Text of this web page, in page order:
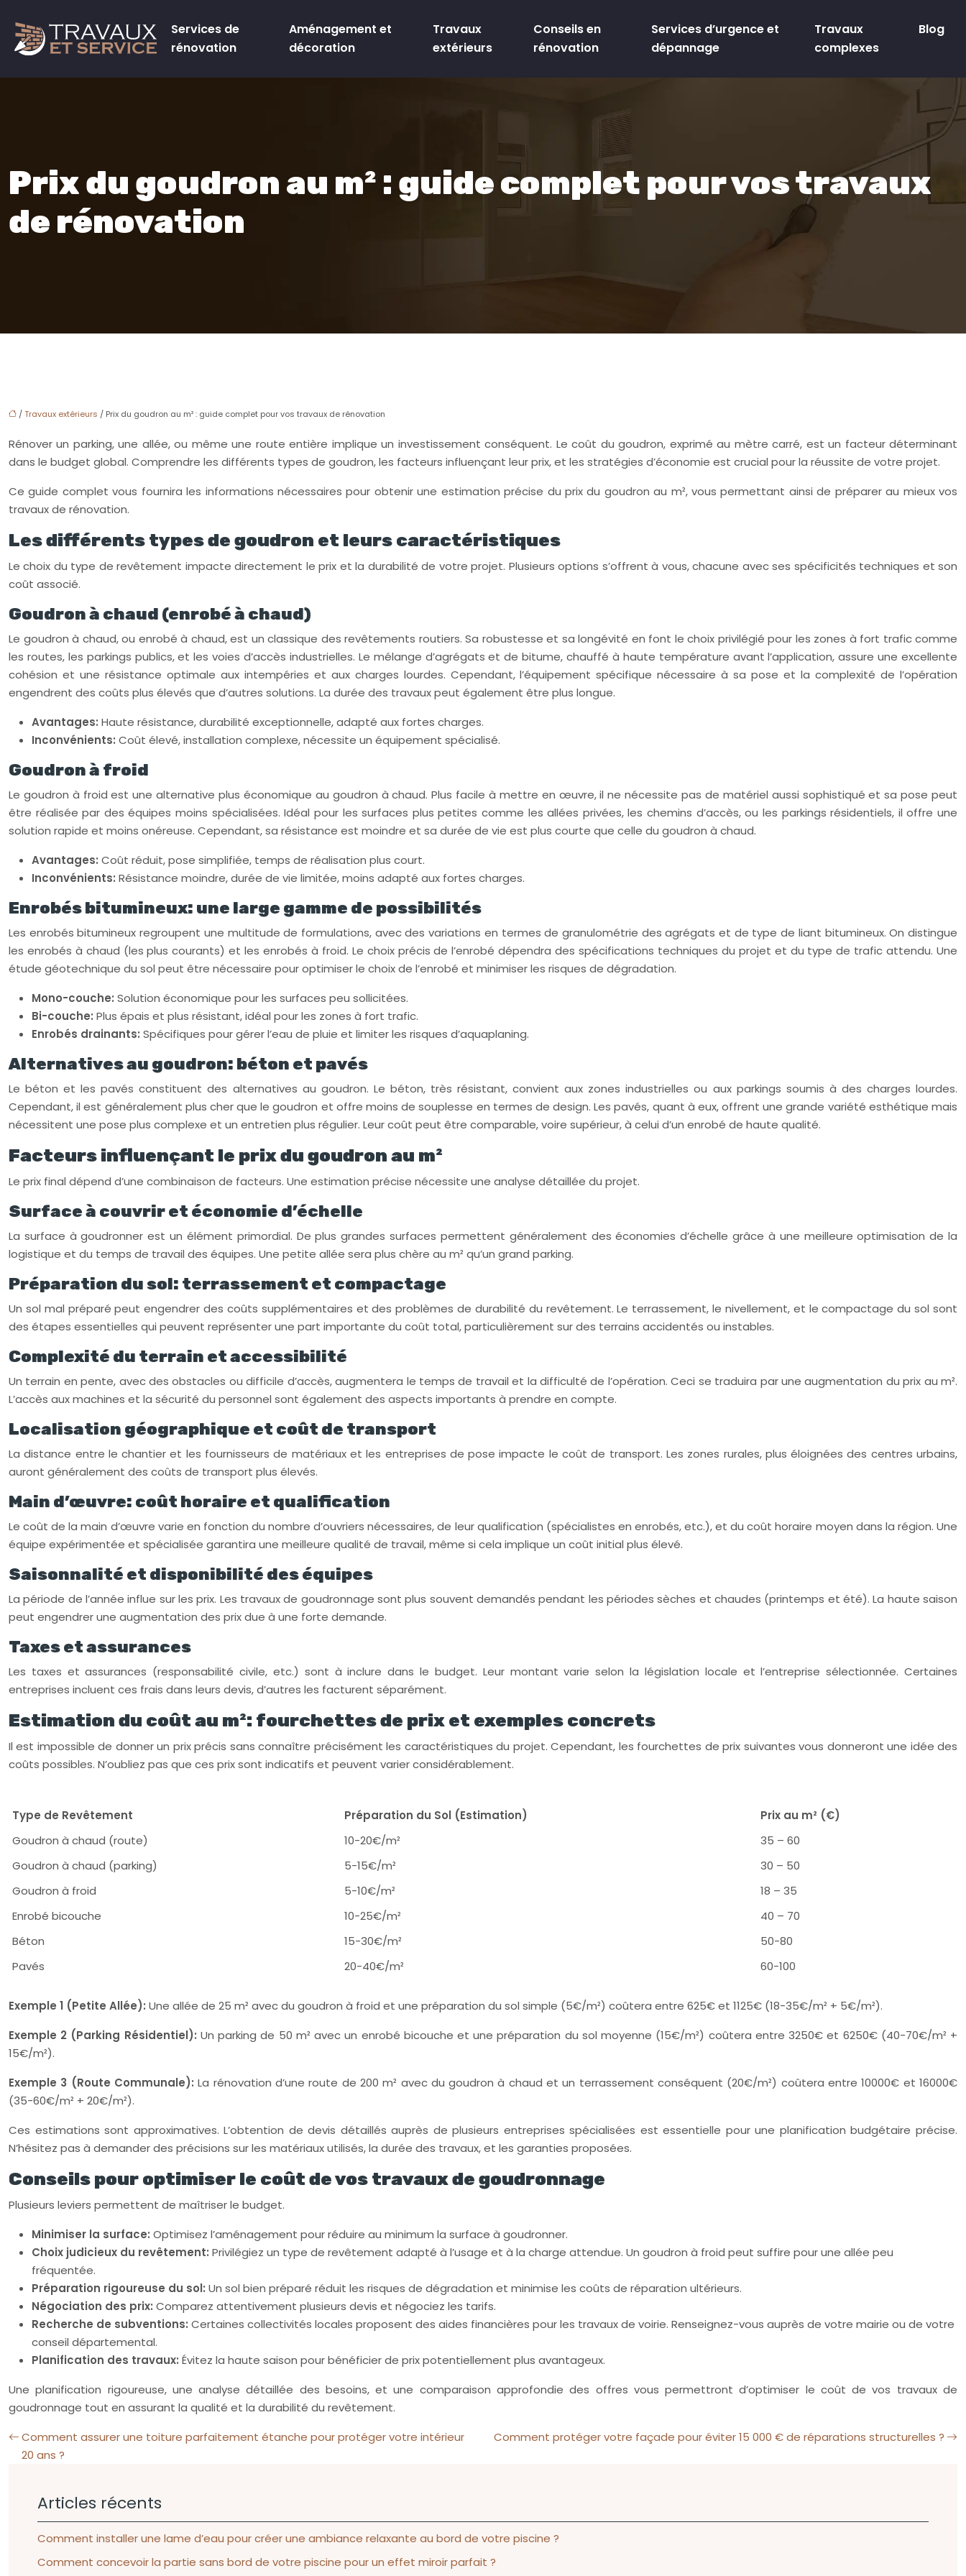
Services de
rénovation
Aménagement et
décoration
Travaux
extérieurs
Conseils en
rénovation
Services d’urgence et
dépannage
Travaux
complexes
Blog
Prix du goudron au m² : guide complet pour vos travaux
de rénovation
/Travaux extérieurs / Prix du goudron au m² : guide complet pour vos travaux de rénovation
Rénover un parking, une allée, ou même une route entière implique un investissement conséquent. Le coût du goudron, exprimé au mètre carré, est un facteur déterminant
dans le budget global. Comprendre les différents types de goudron, les facteurs influençant leur prix, et les stratégies d’économie est crucial pour la réussite de votre projet.
Ce guide complet vous fournira les informations nécessaires pour obtenir une estimation précise du prix du goudron au m², vous permettant ainsi de préparer au mieux vos
travaux de rénovation.
Les différents types de goudron et leurs caractéristiques
Le choix du type de revêtement impacte directement le prix et la durabilité de votre projet. Plusieurs options s’offrent à vous, chacune avec ses spécificités techniques et son
coût associé.
Goudron à chaud (enrobé à chaud)
Le goudron à chaud, ou enrobé à chaud, est un classique des revêtements routiers. Sa robustesse et sa longévité en font le choix privilégié pour les zones à fort trafic comme
les routes, les parkings publics, et les voies d’accès industrielles. Le mélange d’agrégats et de bitume, chauffé à haute température avant l’application, assure une excellente
cohésion et une résistance optimale aux intempéries et aux charges lourdes. Cependant, l’équipement spécifique nécessaire à sa pose et la complexité de l’opération
engendrent des coûts plus élevés que d’autres solutions. La durée des travaux peut également être plus longue.
Avantages: Haute résistance, durabilité exceptionnelle, adapté aux fortes charges.
Inconvénients: Coût élevé, installation complexe, nécessite un équipement spécialisé.
Goudron à froid
Le goudron à froid est une alternative plus économique au goudron à chaud. Plus facile à mettre en œuvre, il ne nécessite pas de matériel aussi sophistiqué et sa pose peut
être réalisée par des équipes moins spécialisées. Idéal pour les surfaces plus petites comme les allées privées, les chemins d’accès, ou les parkings résidentiels, il offre une
solution rapide et moins onéreuse. Cependant, sa résistance est moindre et sa durée de vie est plus courte que celle du goudron à chaud.
Avantages: Coût réduit, pose simplifiée, temps de réalisation plus court.
Inconvénients: Résistance moindre, durée de vie limitée, moins adapté aux fortes charges.
Enrobés bitumineux: une large gamme de possibilités
Les enrobés bitumineux regroupent une multitude de formulations, avec des variations en termes de granulométrie des agrégats et de type de liant bitumineux. On distingue
les enrobés à chaud (les plus courants) et les enrobés à froid. Le choix précis de l’enrobé dépendra des spécifications techniques du projet et du type de trafic attendu. Une
étude géotechnique du sol peut être nécessaire pour optimiser le choix de l’enrobé et minimiser les risques de dégradation.
Mono-couche: Solution économique pour les surfaces peu sollicitées.
Bi-couche: Plus épais et plus résistant, idéal pour les zones à fort trafic.
Enrobés drainants: Spécifiques pour gérer l’eau de pluie et limiter les risques d’aquaplaning.
Alternatives au goudron: béton et pavés
Le béton et les pavés constituent des alternatives au goudron. Le béton, très résistant, convient aux zones industrielles ou aux parkings soumis à des charges lourdes.
Cependant, il est généralement plus cher que le goudron et offre moins de souplesse en termes de design. Les pavés, quant à eux, offrent une grande variété esthétique mais
nécessitent une pose plus complexe et un entretien plus régulier. Leur coût peut être comparable, voire supérieur, à celui d’un enrobé de haute qualité.
Facteurs influençant le prix du goudron au m²
Le prix final dépend d’une combinaison de facteurs. Une estimation précise nécessite une analyse détaillée du projet.
Surface à couvrir et économie d’échelle
La surface à goudronner est un élément primordial. De plus grandes surfaces permettent généralement des économies d’échelle grâce à une meilleure optimisation de la
logistique et du temps de travail des équipes. Une petite allée sera plus chère au m² qu’un grand parking.
Préparation du sol: terrassement et compactage
Un sol mal préparé peut engendrer des coûts supplémentaires et des problèmes de durabilité du revêtement. Le terrassement, le nivellement, et le compactage du sol sont
des étapes essentielles qui peuvent représenter une part importante du coût total, particulièrement sur des terrains accidentés ou instables.
Complexité du terrain et accessibilité
Un terrain en pente, avec des obstacles ou difficile d’accès, augmentera le temps de travail et la difficulté de l’opération. Ceci se traduira par une augmentation du prix au m².
L’accès aux machines et la sécurité du personnel sont également des aspects importants à prendre en compte.
Localisation géographique et coût de transport
La distance entre le chantier et les fournisseurs de matériaux et les entreprises de pose impacte le coût de transport. Les zones rurales, plus éloignées des centres urbains,
auront généralement des coûts de transport plus élevés.
Main d’œuvre: coût horaire et qualification
Le coût de la main d’œuvre varie en fonction du nombre d’ouvriers nécessaires, de leur qualification (spécialistes en enrobés, etc.), et du coût horaire moyen dans la région. Une
équipe expérimentée et spécialisée garantira une meilleure qualité de travail, même si cela implique un coût initial plus élevé.
Saisonnalité et disponibilité des équipes
La période de l’année influe sur les prix. Les travaux de goudronnage sont plus souvent demandés pendant les périodes sèches et chaudes (printemps et été). La haute saison
peut engendrer une augmentation des prix due à une forte demande.
Taxes et assurances
Les taxes et assurances (responsabilité civile, etc.) sont à inclure dans le budget. Leur montant varie selon la législation locale et l’entreprise sélectionnée. Certaines
entreprises incluent ces frais dans leurs devis, d’autres les facturent séparément.
Estimation du coût au m²: fourchettes de prix et exemples concrets
Il est impossible de donner un prix précis sans connaître précisément les caractéristiques du projet. Cependant, les fourchettes de prix suivantes vous donneront une idée des
coûts possibles. N’oubliez pas que ces prix sont indicatifs et peuvent varier considérablement.
Type de Revêtement Préparation du Sol (Estimation)
Prix au m² (€)
Goudron à chaud (route)
10-20€/m²
35 – 60
Goudron à chaud (parking)
5-15€/m²
30 – 50
Goudron à froid
5-10€/m²
18 – 35
Enrobé bicouche
10-25€/m²
40 – 70
Béton
15-30€/m²
50-80
Pavés
20-40€/m² 60-100
Exemple 1 (Petite Allée): Une allée de 25 m² avec du goudron à froid et une préparation du sol simple (5€/m²) coûtera entre 625€ et 1125€ (18-35€/m² + 5€/m²).
Exemple 2 (Parking Résidentiel): Un parking de 50 m² avec un enrobé bicouche et une préparation du sol moyenne (15€/m²) coûtera entre 3250€ et 6250€ (40-70€/m² +
15€/m²).
Exemple 3 (Route Communale):La rénovation d’une route de 200 m² avec du goudron à chaud et un terrassement conséquent (20€/m²) coûtera entre 10000€ et 16000€
(35-60€/m² + 20€/m²).
Ces estimations sont approximatives. L’obtention de devis détaillés auprès de plusieurs entreprises spécialisées est essentielle pour une planification budgétaire précise.
N’hésitez pas à demander des précisions sur les matériaux utilisés, la durée des travaux, et les garanties proposées.
Conseils pour optimiser le coût de vos travaux de goudronnage
Plusieurs leviers permettent de maîtriser le budget.
Minimiser la surface: Optimisez l’aménagement pour réduire au minimum la surface à goudronner.
Choix judicieux du revêtement: Privilégiez un type de revêtement adapté à l’usage et à la charge attendue. Un goudron à froid peut suffire pour une allée peu
fréquentée.
Préparation rigoureuse du sol: Un sol bien préparé réduit les risques de dégradation et minimise les coûts de réparation ultérieurs.
Négociation des prix: Comparez attentivement plusieurs devis et négociez les tarifs.
Recherche de subventions: Certaines collectivités locales proposent des aides financières pour les travaux de voirie. Renseignez-vous auprès de votre mairie ou de votre
conseil départemental.
Planification des travaux: Évitez la haute saison pour bénéficier de prix potentiellement plus avantageux.
Une planification rigoureuse, une analyse détaillée des besoins, et une comparaison approfondie des offres vous permettront d’optimiser le coût de vos travaux de
goudronnage tout en assurant la qualité et la durabilité du revêtement.
Comment assurer une toiture parfaitement étanche pour protéger votre intérieur
20 ans ?
Comment protéger votre façade pour éviter 15 000 € de réparations structurelles ?
Articles récents
Comment installer une lame d’eau pour créer une ambiance relaxante au bord de votre piscine ?
Comment concevoir la partie sans bord de votre piscine pour un effet miroir parfait ?